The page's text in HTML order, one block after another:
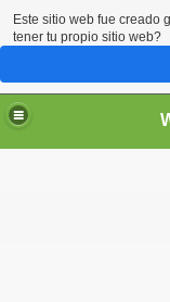
Este sitio web fue creado
tener tu propio sitio web?